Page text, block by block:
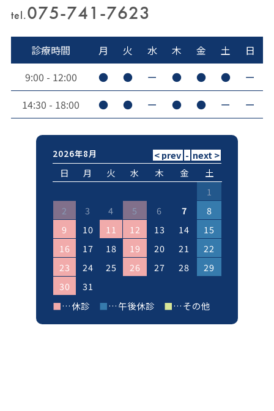
tel.075-741-7623
診療時間 月 火 水 木 金 土
日
9:00 - 12:00
● ● ー ● ● ●
ー
14:30 - 18:00
● ● ー ● ● ー ー
2026年8月
日 月 火 水 木 金
土
1
2
3 4 5 6 7
8
9
10 11 12 13 14
15
16
17 18 19 20 21
22
23
24 25 26 27 28
29
30
31
■…休診 ■…午後休診 ■…その他